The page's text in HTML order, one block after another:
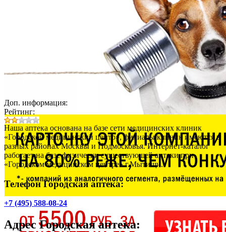
Доп. информация:
Рейтинг:
Наша аптека основана на базе сети медицинских клиник
«Городской медицинский центр», филиалы клиник имеются в
разных районах Москвы и Подмосковья. Интернет-каталог
работает на базе физически существующей аптеки при
«Городском медицинском центре» г.Мытищи.
Телефон Городская аптека:
+7 (495) 588-08-24
АдресГородская аптека: